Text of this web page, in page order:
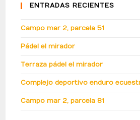
ENTRADAS RECIENTES
Campo mar 2, parcela 51
Pádel el mirador
Terraza pádel el mirador
Complejo deportivo enduro
Campo mar 2, parcela 81